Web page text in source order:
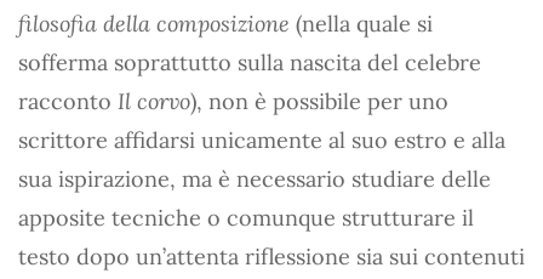
filosofia della composizione (nella quale si
sofferma soprattutto sulla nascita del celebre
racconto Il corvo), non è possibile per uno
scrittore affidarsi unicamente al suo estro e alla
sua ispirazione, ma è necessario studiare delle
apposite tecniche o comunque strutturare il
testo dopo un’attenta riflessione sia sui contenuti